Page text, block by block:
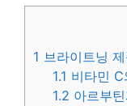
1 브라이트닝
1.1 비타민
1.2 아르부